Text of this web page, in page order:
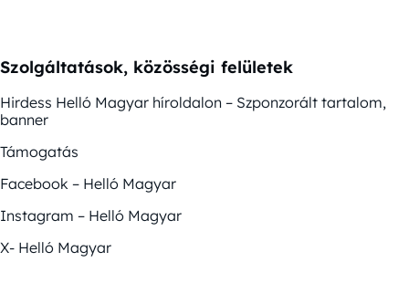
Szolgáltatások, közösségi felületek
Hirdess Helló Magyar híroldalon – Szponzorált tartalom,
banner
Támogatás
Facebook – Helló Magyar
Instagram – Helló Magyar
X- Helló Magyar